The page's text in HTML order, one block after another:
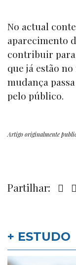
No actual
aparecimento
contribuir
que já estão
mudança
pelo público.
Artigo originalmente
Partilhar:
+ ESTUDO